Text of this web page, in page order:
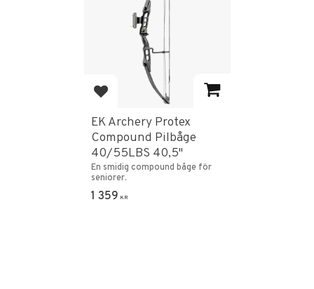
Add to favorites
EK Archery Protex
Compound Pilbåge
40/55LBS 40,5"
En smidig compound båge för
seniorer.
1 359 KR